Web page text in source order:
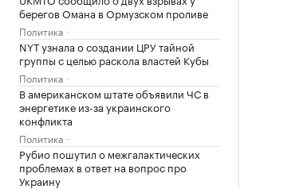
берегов Омана в Ормузском проливе
Политика
NYT узнала о создании ЦРУ тайной
группы с целью раскола властей Кубы
Политика
В американском штате объявили ЧС в
энергетике из-за украинского
конфликта
Политика
Рубио пошутил о межгалактических
проблемах в ответ на вопрос про
Украину